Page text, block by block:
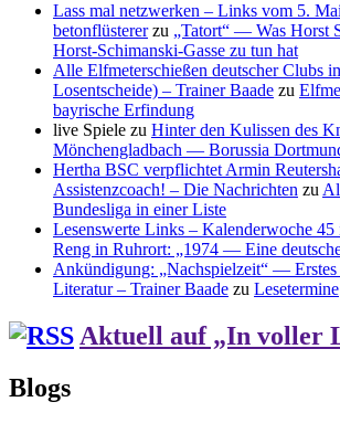
Lass mal netzwerken – Links vom 5.
betonflüstererzu „Tatort“ — Was Horst
Horst-Schimanski-Gasse zu tun hat
Alle Elfmeterschießen deutscher Clubs
Losentscheide) – Trainer Baade zu
bayrische Erfindung
live Spiele zu Hinter den Kulissen des
Mönchengladbach — Borussia
Hertha BSC verpflichtet Armin
Assistenzcoach! – Die Nachrichten zu
Bundesliga in einer Liste
Lesenswerte Links – Kalenderwoche 45
Reng in Ruhrort: „1974 — Eine
Ankündigung: „Nachspielzeit“ —
Literatur – Trainer Baade zu Lesetermine
Aktuell auf „In voller
Blogs